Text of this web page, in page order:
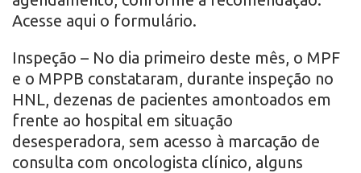
Acesse aqui o formulário.
Inspeção – No dia primeiro deste mês, o MPF
e o MPPB constataram, durante inspeção no
HNL, dezenas de pacientes amontoados em
frente ao hospital em situação
desesperadora, sem acesso à marcação de
consulta com oncologista clínico, alguns